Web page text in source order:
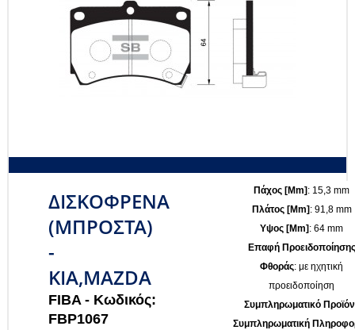
ΔΙΣΚΟΦΡΕΝΑ
(ΜΠΡΟΣΤΑ)
-
KIA,MAZDA
FIBA - Κωδικός:
FBP1067
Πάχος [mm]: 15,3 mm
Πλάτος [mm]: 91,8 mm
Υψος [mm]: 64 mm
Επαφή Προειδοποίησης
Φθοράς: με ηχητική
προειδοποίηση
Συμπληρωματικό
Συμπληρωματική